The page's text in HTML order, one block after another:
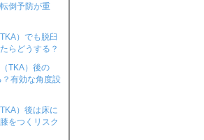
倒予防が重
）でも脱臼
らどうする？
TKA）後の
有効な角度設
）後は床に
をつくリスク